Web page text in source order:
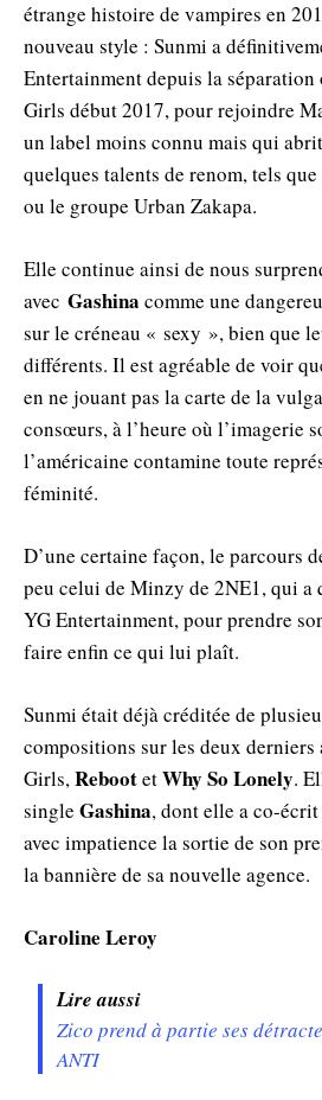
étrange histoire de vampires en
nouveau style : Sunmi a
Entertainment depuis la
Girls début 2017, pour rejoindre
un label moins connu mais qui
quelques talents de renom, tels
ou le groupe Urban Zakapa.
Elle continue ainsi de nous
avec Gashina comme une
sur le créneau « sexy », bien que
différents. Il est agréable de voir
en ne jouant pas la carte de la
consœurs, à l’heure où l’imagerie
l’américaine contamine toute
féminité.
D’une certaine façon, le parcours
peu celui de Minzy de 2NE1, qui a
YG Entertainment, pour prendre
faire enfin ce qui lui plaît.
Sunmi était déjà créditée de
compositions sur les deux derniers
Girls,RebootetWhy So Lonely.
single Gashina, dont elle a co-
avec impatience la sortie de son
la bannière de sa nouvelle agence.
Caroline Leroy
Lire aussi
Zico prend à partie ses
ANTI